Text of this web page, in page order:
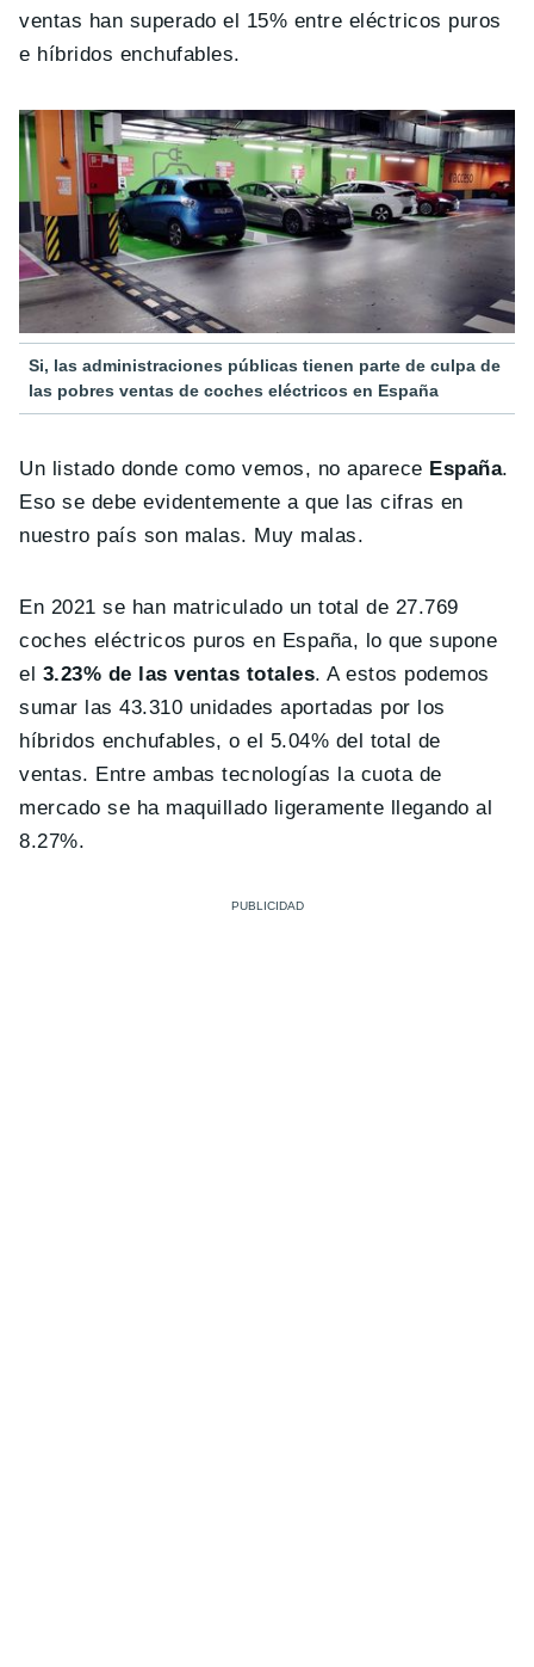
ventas han superado el 15% entre eléctricos puros
e híbridos enchufables.
Si, las administraciones públicas tienen parte de culpa de
las pobres ventas de coches eléctricos en España
Un listado donde como vemos, no aparece España.
Eso se debe evidentemente a que las cifras en
nuestro país son malas. Muy malas.
En 2021 se han matriculado un total de 27.769
coches eléctricos puros en España, lo que supone
el 3.23% de las ventas totales. A estos podemos
sumar las 43.310 unidades aportadas por los
híbridos enchufables, o el 5.04% del total de
ventas. Entre ambas tecnologías la cuota de
mercado se ha maquillado ligeramente llegando al
8.27%.